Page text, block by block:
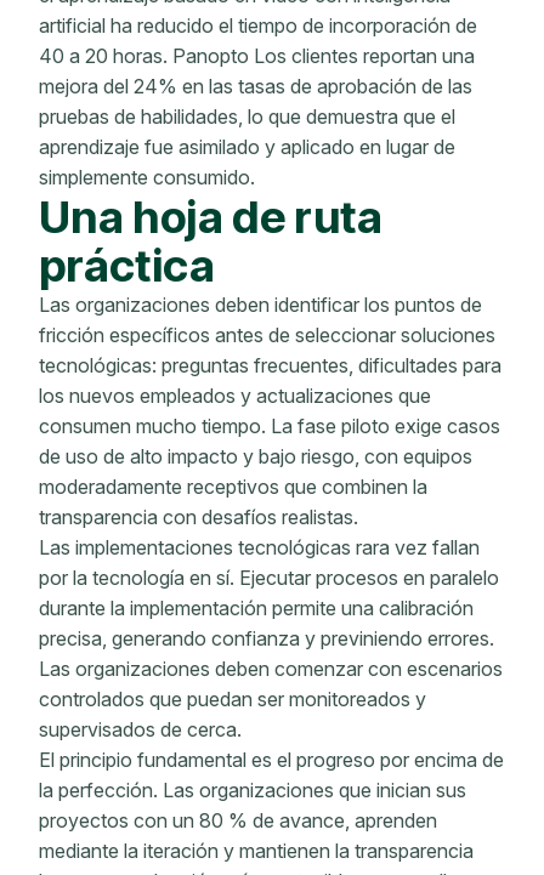
artificial ha reducido el tiempo de incorporación de
40 a 20 horas. Panopto Los clientes reportan una
mejora del 24% en las tasas de aprobación de las
pruebas de habilidades, lo que demuestra que el
aprendizaje fue asimilado y aplicado en lugar de
simplemente consumido.
Una hoja de ruta
práctica
Las organizaciones deben identificar los puntos de
fricción específicos antes de seleccionar soluciones
tecnológicas: preguntas frecuentes, dificultades para
los nuevos empleados y actualizaciones que
consumen mucho tiempo. La fase piloto exige casos
de uso de alto impacto y bajo riesgo, con equipos
moderadamente receptivos que combinen la
transparencia con desafíos realistas.
Las implementaciones tecnológicas rara vez fallan
por la tecnología en sí. Ejecutar procesos en paralelo
durante la implementación permite una calibración
precisa, generando confianza y previniendo errores.
Las organizaciones deben comenzar con escenarios
controlados que puedan ser monitoreados y
supervisados ​​de cerca.
El principio fundamental es el progreso por encima de
la perfección. Las organizaciones que inician sus
proyectos con un 80 % de avance, aprenden
mediante la iteración y mantienen la transparencia